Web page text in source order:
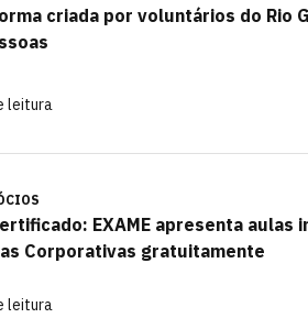
criada por voluntários do Rio
leitura
EXAME apresenta aulas
Corporativas gratuitamente
leitura